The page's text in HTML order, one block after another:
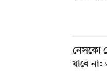
নেসকো
যাবে না: